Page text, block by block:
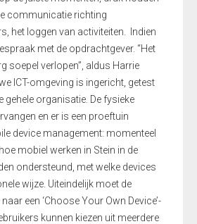
communicatie richting
het loggen van activiteiten. Indien
met de opdrachtgever. “Het
soepel verlopen”, aldus Harrie
ICT-omgeving is ingericht, getest
gehele organisatie. De fysieke
en er is een proeftuin
device management: momenteel
mobiel werken in Stein in de
ondersteund, met welke devices
wijze. Uiteindelijk moet de
een ‘Choose Your Own Device’-
kunnen kiezen uit meerdere